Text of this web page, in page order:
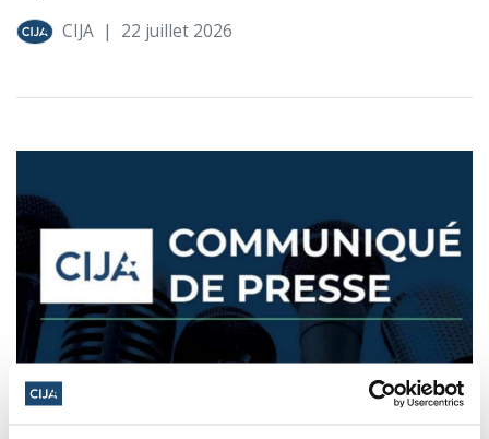
CIJA | 22 juillet 2026